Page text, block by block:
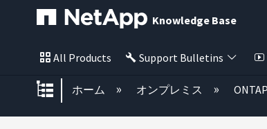
Knowledge Base
All Products Support Bulletins
グローバル階層を展開/折
ホーム オンプレミス